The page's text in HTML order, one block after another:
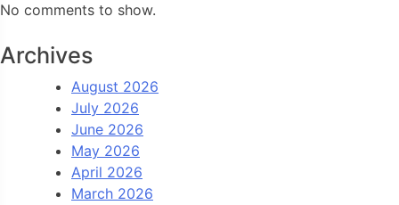
No comments to show.
Archives
August 2026
July 2026
June 2026
May 2026
April 2026
March 2026